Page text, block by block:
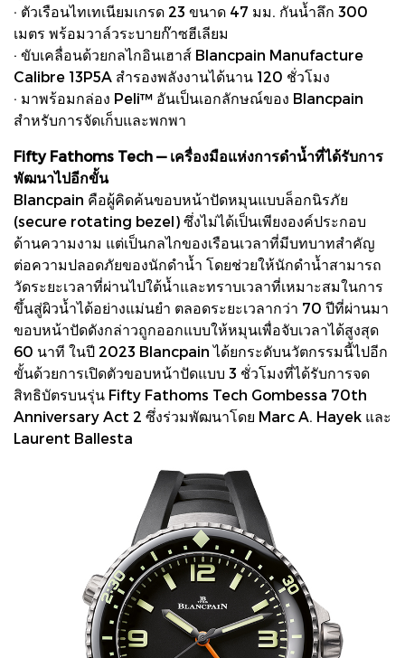
· ตัวเรือนไทเทเนียมเกรด 23 ขนาด 47 มม. กันน้ำลึก 300
เมตร พร้อมวาล์วระบายก๊าซฮีเลียม
· ขับเคลื่อนด้วยกลไกอินเฮาส์ Blancpain Manufacture
Calibre 13P5A สำรองพลังงานได้นาน 120 ชั่วโมง
· มาพร้อมกล่อง Peli™ อันเป็นเอกลักษณ์ของ Blancpain
สำหรับการจัดเก็บและพกพา
Fifty Fathoms Tech — เครื่องมือแห่งการดำน้ำที่ได้รับการ
พัฒนาไปอีกขั้น
Blancpain คือผู้คิดค้นขอบหน้าปัดหมุนแบบล็อกนิรภัย
(secure rotating bezel) ซึ่งไม่ได้เป็นเพียงองค์ประกอบ
ด้านความงาม แต่เป็นกลไกของเรือนเวลาที่มีบทบาทสำคัญ
ต่อความปลอดภัยของนักดำน้ำ โดยช่วยให้นักดำน้ำสามารถ
วัดระยะเวลาที่ผ่านไปใต้น้ำและทราบเวลาที่เหมาะสมในการ
ขึ้นสู่ผิวน้ำได้อย่างแม่นยำ ตลอดระยะเวลากว่า 70 ปีที่ผ่านมา
ขอบหน้าปัดดังกล่าวถูกออกแบบให้หมุนเพื่อจับเวลาได้สูงสุด
60 นาที ในปี 2023 Blancpain ได้ยกระดับนวัตกรรมนี้ไปอีก
ขั้นด้วยการเปิดตัวขอบหน้าปัดแบบ 3 ชั่วโมงที่ได้รับการจด
สิทธิบัตรบนรุ่น Fifty Fathoms Tech Gombessa 70th
Anniversary Act 2 ซึ่งร่วมพัฒนาโดย Marc A. Hayek และ
Laurent Ballesta